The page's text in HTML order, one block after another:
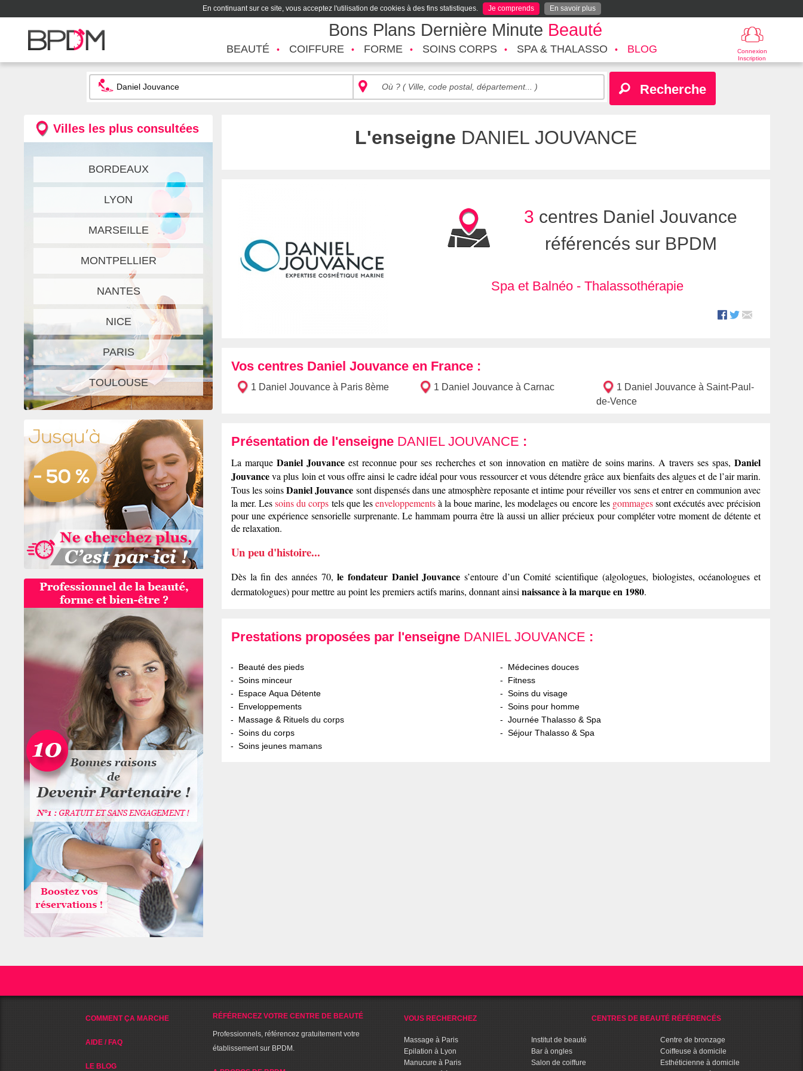
En continuant sur ce site, vous acceptez l'utilisation de cookies à des fins statistiques. Je comprends En savoir plus
Bons Plans Dernière Minute Beauté
Connexion
Inscription
BEAUTÉ COIFFURE FORME SOINS CORPS SPA & THALASSO BLOG
Recherche
Villes les plus consultées
BORDEAUX
LYON
MARSEILLE
MONTPELLIER
NANTES
NICE
PARIS
TOULOUSE
L'enseigne DANIEL JOUVANCE
3 centres Daniel Jouvance
référencés sur BPDM
Spa et Balnéo - Thalassothérapie
Vos centres Daniel Jouvance en France :
1 Daniel Jouvance à Paris 8ème 1 Daniel Jouvance à Carnac
1 Daniel Jouvance à Saint-Paul-
de-Vence
Présentation de l'enseigne DANIEL JOUVANCE :
La marque Daniel Jouvanceest reconnue pour ses recherches et son innovation en matière de soins marins. A travers ses spas,Daniel
Jouvanceva plus loin et vous offre ainsi le cadre idéal pour vous ressourcer et vous détendre grâce aux bienfaits des algues et de l’air marin.
Tous les soinsDaniel Jouvance sont dispensés dans une atmosphère reposante et intime pour réveiller vos sens et entrer en communion avec
la mer. Lessoins du corps tels que lesenveloppementsà la boue marine, les modelages ou encore les gommages sont exécutés avec précision
pour une expérience sensorielle surprenante. Le hammam pourra être là aussi un allier précieux pour compléter votre moment de détente et
de relaxation.
Un peu d'histoire...
Dès la fin des années 70,le fondateur Daniel Jouvance s’entoure d’un Comité scientifique (algologues, biologistes, océanologues et
dermatologues) pour mettre au point les premiers actifs marins, donnant ainsi naissance à la marqueen 1980.
Prestations proposées par l'enseigne DANIEL JOUVANCE :
Beauté des pieds
Soins minceur
Espace Aqua Détente
Enveloppements
Massage & Rituels du corps
Soins du corps
Soins jeunes mamans
Médecines douces
Fitness
Soins du visage
Soins pour homme
Journée Thalasso & Spa
Séjour Thalasso & Spa
COMMENT ÇA MARCHE
AIDE / FAQ
LE BLOG
RÉFÉRENCEZ VOTRE CENTRE DE BEAUTÉ
Professionnels, référencez gratuitement votre
établissement sur BPDM.
VOUS RECHERCHEZ
Massage à Paris
Epilation à Lyon
Manucure à Paris
CENTRES DE BEAUTÉ RÉFÉRENCÉS
Institut de beauté
Bar à ongles
Salon de coiffure
Centre de bronzage
Coiffeuse à domicile
Esthéticienne à domicile